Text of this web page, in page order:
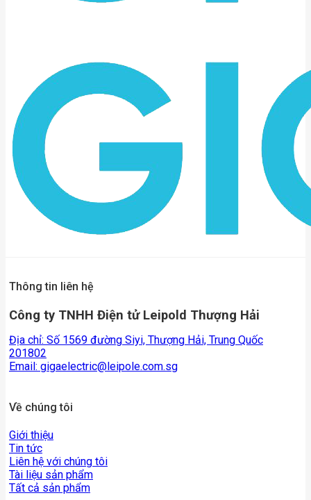
Thông tin liên hệ
Công ty TNHH Điện tử Leipold Thượng Hải
Địa chỉ: Số 1569 đường Siyi, Thượng Hải, Trung Quốc
201802
Email: gigaelectric@leipole.com.sg
Về chúng tôi
Giới thiệu
Tin tức
Liên hệ với chúng tôi
Tài liệu sản phẩm
Tất cả sản phẩm